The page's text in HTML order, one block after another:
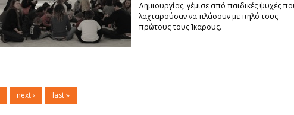
Δημιουργίας, γέμισε από παιδικές ψυχές
λαχταρούσαν να πλάσουν με πηλό τους
πρώτους τους Ίκαρους.
next › last »